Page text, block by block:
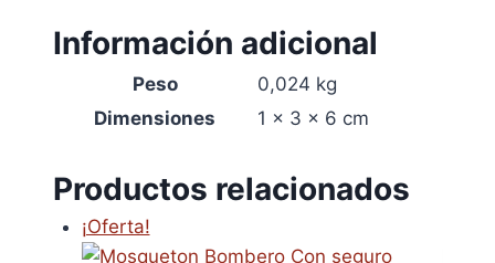
Información adicional
Peso
0,024 kg
Dimensiones
1 × 3 × 6 cm
Productos relacionados
¡Oferta!